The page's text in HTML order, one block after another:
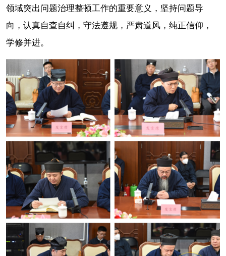
领域突出问题治理整顿工作的重要意义，坚持问题导
向，认真自查自纠，守法遵规，严肃道风，纯正信仰，
学修并进。